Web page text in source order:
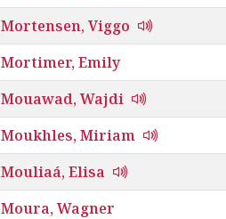
Mortensen, Viggo
Mortimer, Emily
Mouawad, Wajdi
Moukhles, Miriam
Mouliaá, Elisa
Moura, Wagner